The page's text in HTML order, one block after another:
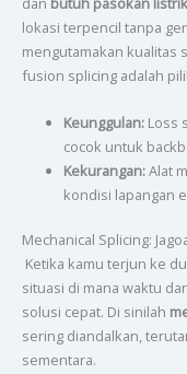
lokasi terpencil tanpa
mengutamakan kualitas
fusion splicing adalah
Keunggulan:Loss
cocok untuk
Kekurangan:Alat
kondisi lapangan
Mechanical Splicing:
Ketika kamu terjun ke
situasi di mana waktu
solusi cepat. Di sinilah
sering diandalkan,
sementara.